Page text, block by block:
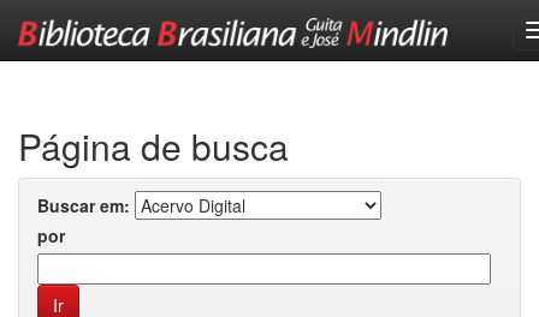
Página de busca
Buscar em:
por